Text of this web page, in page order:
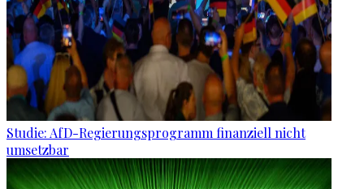
Studie: AfD-Regierungsprogramm finanziell nicht
umsetzbar